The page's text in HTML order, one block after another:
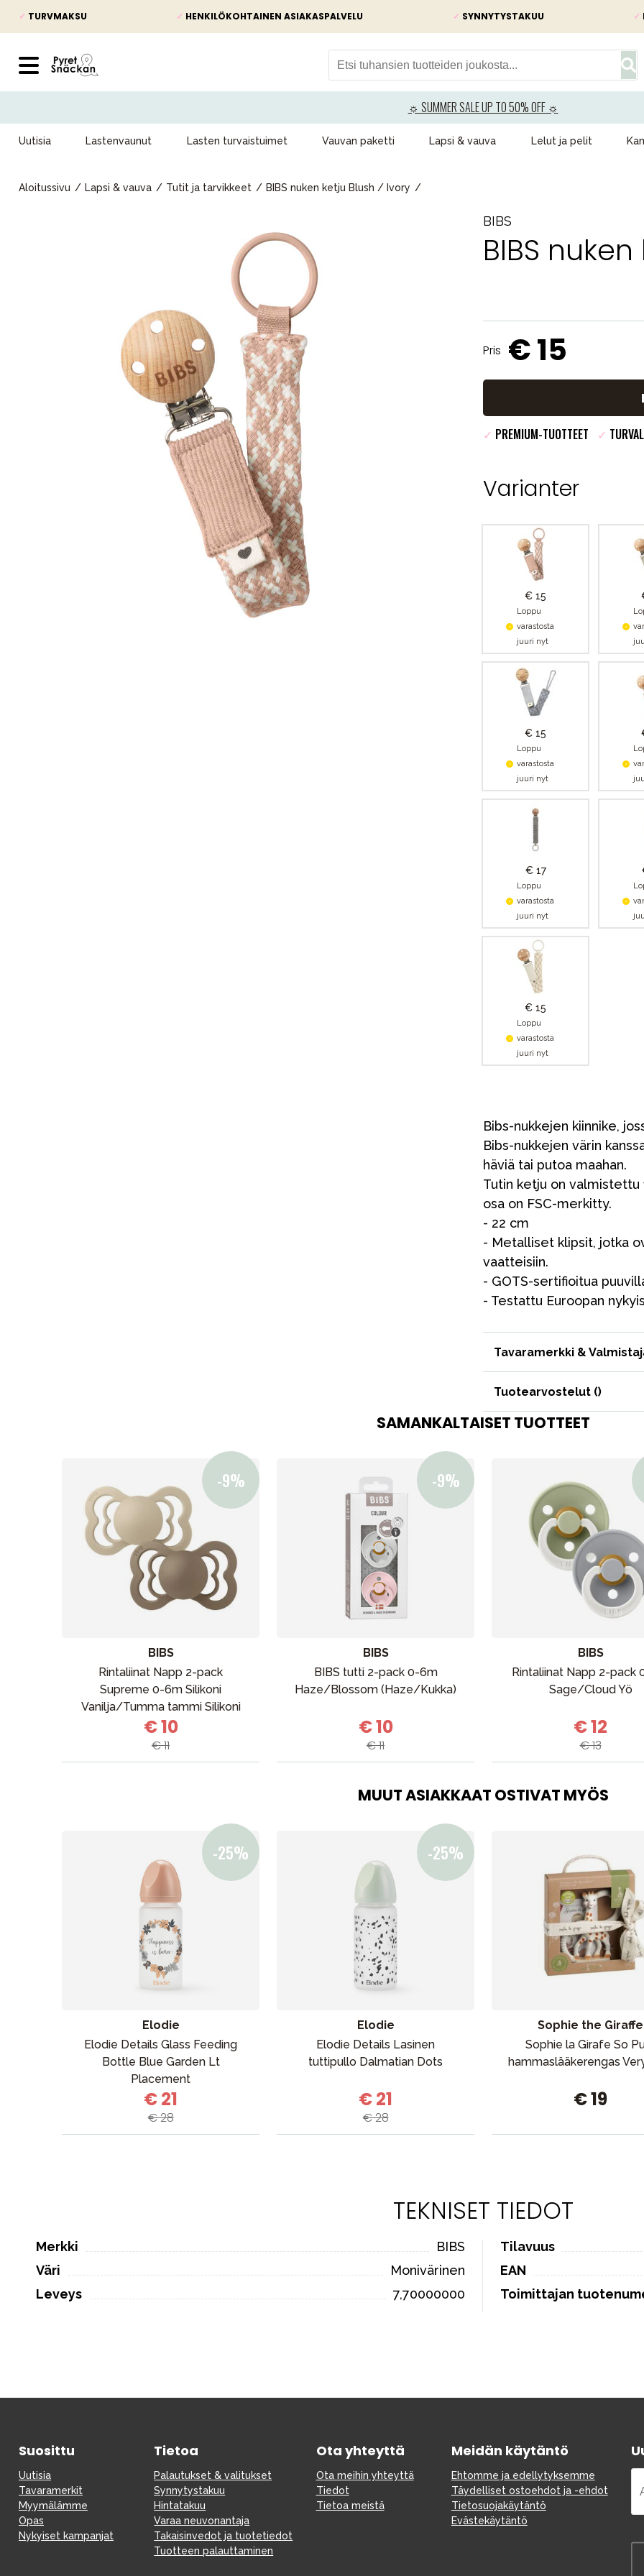
✓ TURVMAKSU ✓ HENKILÖKOHTAINEN ASIAKASPALVELU ✓ SYNNYTYSTAKUU ✓
☼ SUMMER SALE UP TO 50% OFF ☼
Uutisia Lastenvaunut Lasten turvaistuimet Vauvan paketti Lapsi & vauva Lelut ja pelit
Aloitussivu Lapsi & vauva Tutit ja tarvikkeet BIBS nuken ketju Blush / Ivory
BIBS
BIBS
Pris € 15
✓ PREMIUM-TUOTTEET ✓
Varianter
€ 15
Loppu
varastosta
juuri nyt
€ 15
Loppu
varastosta
juuri nyt
€ 17
Loppu
varastosta
juuri nyt
€ 15
Loppu
varastosta
juuri nyt
Bibs-nukkejen kiinnike,
Bibs-nukkejen värin
häviä tai putoa maahan.
Tutin ketju on valmistettu
osa on FSC-merkitty.
- 22 cm
- Metalliset klipsit, jotka
vaatteisiin.
- GOTS-sertifioitua
- Testattu Euroopan
Tavaramerkki &
Tuotearvostelut ()
SAMANKALTAISET TUOTTEET
BIBS
Rintaliinat Napp 2-pack
Supreme 0-6m Silikoni
Vanilja/Tumma tammi Silikoni
Vanilja/Tumma tammi
€ 10
€ 11
BIBS
BIBS tutti 2-pack 0-6m
Haze/Blossom (Haze/Kukka)
€ 10
€ 11
BIBS
Rintaliinat Napp 2-pack
Sage/Cloud Yö
€ 12
€ 13
MUUT ASIAKKAAT OSTIVAT MYÖS
Elodie
Elodie Details Glass Feeding
Bottle Blue Garden Lt
Placement
€ 21
€ 28
Elodie
Elodie Details Lasinen
tuttipullo Dalmatian Dots
€ 21
€ 28
Sophie the Giraffe
Sophie la Girafe So
hammaslääkerengas
€ 19
TEKNISET TIEDOT
Merkki
BIBS
Väri
Monivärinen
Leveys
7,70000000
Tilavuus
EAN
Toimittajan
Suosittu
Uutisia
Tavaramerkit
Myymälämme
Opas
Nykyiset kampanjat
Tietoa
Palautukset & valitukset
Synnytystakuu
Hintatakuu
Varaa neuvonantaja
Takaisinvedot ja tuotetiedot
Tuotteen palauttaminen
Ota yhteyttä
Ota meihin yhteyttä
Tiedot
Tietoa meistä
Meidän käytäntö
Ehtomme ja edellytyksemme
Täydelliset ostoehdot ja -ehdot
Tietosuojakäytäntö
Evästekäytäntö
VÅRT SORTIMENT
Äiti & Isä
Huonekalut & vuodevaatteet
Tarvikkeet
Aurinko ja uinti Outlet Opas Ota meihin yhteyttä osoitteessa